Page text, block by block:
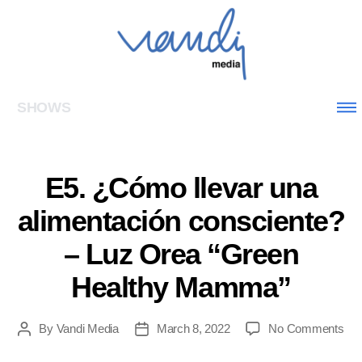
SHOWS
E5. ¿Cómo llevar una
alimentación consciente?
– Luz Orea “Green
Healthy Mamma”
By Vandi Media March 8, 2022 No Comments